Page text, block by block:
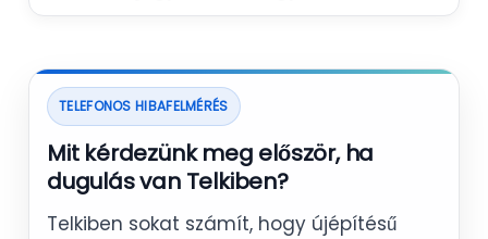
TELEFONOS HIBAFELMÉRÉS
Mit kérdezünk meg először, ha
dugulás van Telkiben?
Telkiben sokat számít, hogy újépítésű